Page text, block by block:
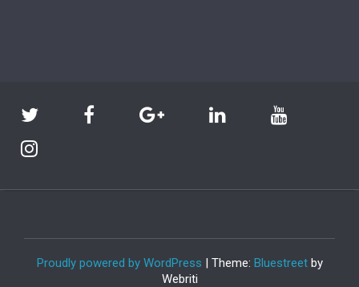
Proudly powered by WordPress | Theme: Bluestreetby
Webriti